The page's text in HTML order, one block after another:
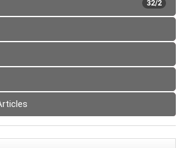
32/2